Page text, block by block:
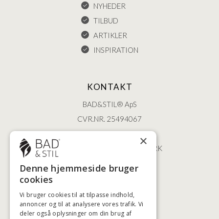
NYHEDER
TILBUD
ARTIKLER
INSPIRATION
KONTAKT
BAD&STIL® ApS
CVR.NR. 25494067
ØSTERBROGADE 202
2100 KØBENHAVN • DANMARK
+45 3920 5084
HØJESTE KREDITVÆRDIGHED
×
Denne hjemmeside bruger
cookies
Vi bruger cookies til at tilpasse indhold,
annoncer og til at analysere vores trafik. Vi
deler også oplysninger om din brug af